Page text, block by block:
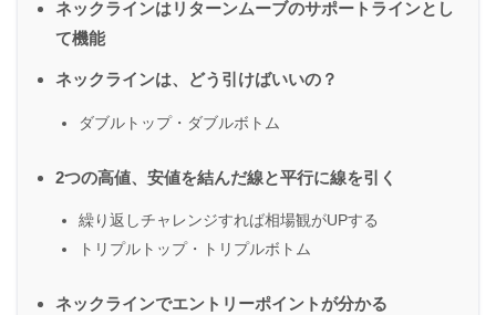
ネックラインはリターンムーブのサポートラインとし
て機能
ネックラインは、どう引けばいいの？
ダブルトップ・ダブルボトム
2つの高値、安値を結んだ線と平行に線を引く
繰り返しチャレンジすれば相場観がUPする
トリプルトップ・トリプルボトム
ネックラインでエントリーポイントが分かる